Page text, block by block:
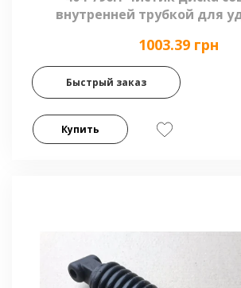
внутренней трубкой для
1003.39 грн
Быстрый заказ
Купить